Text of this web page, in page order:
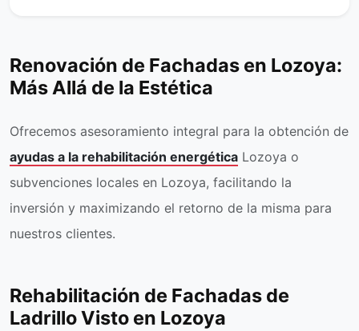
Renovación de Fachadas en Lozoya:
Más Allá de la Estética
Ofrecemos asesoramiento integral para la obtención de
ayudas a la rehabilitación energética Lozoya o
subvenciones locales en Lozoya, facilitando la
inversión y maximizando el retorno de la misma para
nuestros clientes.
Rehabilitación de Fachadas de
Ladrillo Visto en Lozoya